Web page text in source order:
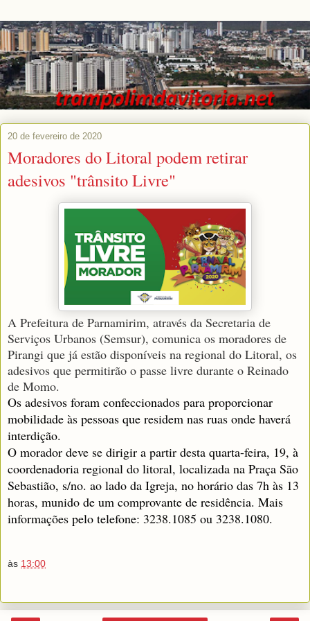
20 de fevereiro de 2020
Moradores do Litoral podem retirar
adesivos "trânsito Livre"
A Prefeitura de Parnamirim, através da Secretaria de
Serviços Urbanos (Semsur), comunica os moradores de
Pirangi que já estão disponíveis na regional do Litoral, os
adesivos que permitirão o passe livre durante o Reinado
de Momo.
Os adesivos foram confeccionados para proporcionar
mobilidade às pessoas que residem nas ruas onde haverá
interdição.
O morador deve se dirigir a partir desta quarta-feira, 19, à
coordenadoria regional do litoral, localizada na Praça São
Sebastião, s/no. ao lado da Igreja, no horário das 7h às 13
horas, munido de um comprovante de residência. Mais
informações pelo telefone: 3238.1085 ou 3238.1080.
às 13:00